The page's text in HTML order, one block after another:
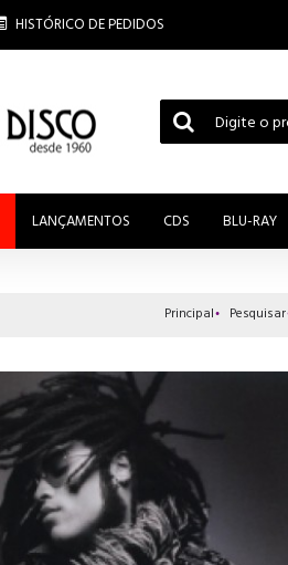
HISTÓRICO DE PEDIDOS
LANÇAMENTOS CDS BLU-RAY
Principal Pesquisar